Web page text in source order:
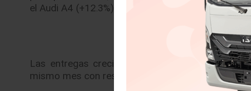
el Audi A4 (+12.3%) y el Audi Q7 (+73.6%),
Las entregas crecieron en junio un 7.4% para
mismo mes con respecto al año anterior en los